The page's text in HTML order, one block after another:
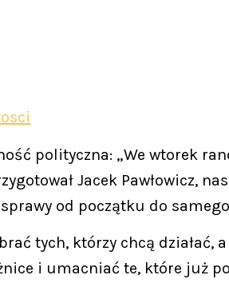
polityczna: „We wtorek
Jacek Pawłowicz,
od początku do
tych, którzy chcą działać,
i umacniać te, które już